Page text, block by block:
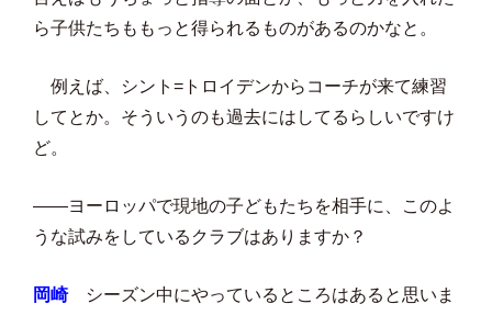
ら子供たちももっと得られるものがあるのかなと。
例えば、シント=トロイデンからコーチが来て練習
してとか。そういうのも過去にはしてるらしいですけ
ど。
――ヨーロッパで現地の子どもたちを相手に、このよ
うな試みをしているクラブはありますか？
岡崎シーズン中にやっているところはあると思いま